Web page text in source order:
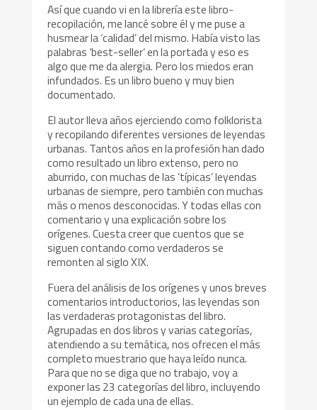
Así que cuando vi en la librería este libro-
recopilación, me lancé sobre él y me puse a
husmear la ‘calidad’ del mismo. Había visto las
palabras ‘best-seller’ en la portada y eso es
algo que me da alergia. Pero los miedos eran
infundados. Es un libro bueno y muy bien
documentado.
El autor lleva años ejerciendo como folklorista
y recopilando diferentes versiones de leyendas
urbanas. Tantos años en la profesión han dado
como resultado un libro extenso, pero no
aburrido, con muchas de las ‘típicas’ leyendas
urbanas de siempre, pero también con muchas
más o menos desconocidas. Y todas ellas con
comentario y una explicación sobre los
orígenes. Cuesta creer que cuentos que se
siguen contando como verdaderos se
remonten al siglo XIX.
Fuera del análisis de los orígenes y unos breves
comentarios introductorios, las leyendas son
las verdaderas protagonistas del libro.
Agrupadas en dos libros y varias categorías,
atendiendo a su temática, nos ofrecen el más
completo muestrario que haya leído nunca.
Para que no se diga que no trabajo, voy a
exponer las 23 categorías del libro, incluyendo
un ejemplo de cada una de ellas.